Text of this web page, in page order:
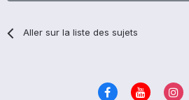
Aller sur la liste des sujets